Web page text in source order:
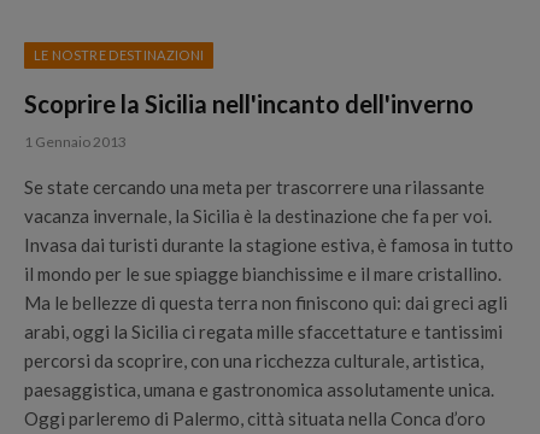
LE NOSTRE DESTINAZIONI
Scoprire la Sicilia nell'incanto dell'inverno
1 Gennaio 2013
Se state cercando una meta per trascorrere una rilassante
vacanza invernale, la Sicilia è la destinazione che fa per voi.
Invasa dai turisti durante la stagione estiva, è famosa in tutto
il mondo per le sue spiagge bianchissime e il mare cristallino.
Ma le bellezze di questa terra non finiscono qui: dai greci agli
arabi, oggi la Sicilia ci regata mille sfaccettature e tantissimi
percorsi da scoprire, con una ricchezza culturale, artistica,
paesaggistica, umana e gastronomica assolutamente unica.
Oggi parleremo di Palermo, città situata nella Conca d’oro